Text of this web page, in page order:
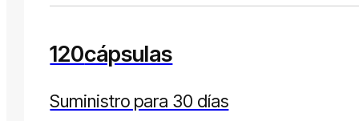
120cápsulas
Suministro para 30 días